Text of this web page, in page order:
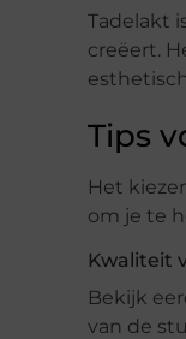
Tadelakt
creëert.
Tips
Het
om je te
Kwaliteit
Bekijk
van de